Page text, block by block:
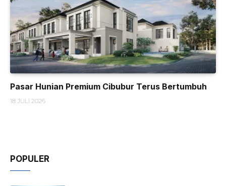
Pasar Hunian Premium Cibubur Terus Bertumbuh
18 JULI 2026
POPULER